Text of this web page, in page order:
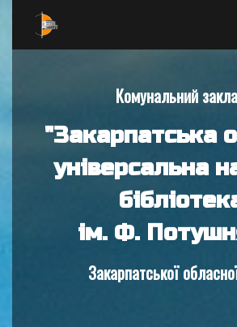
Комунальний
"Закарпатська
універсальна
ім. Ф.
Закарпатської